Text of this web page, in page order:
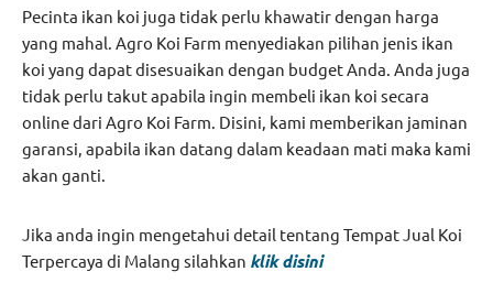
Pecinta ikan koi juga tidak perlu khawatir dengan harga
yang mahal. Agro Koi Farm menyediakan pilihan jenis ikan
koi yang dapat disesuaikan dengan budget Anda. Anda juga
tidak perlu takut apabila ingin membeli ikan koi secara
online dari Agro Koi Farm. Disini, kami memberikan jaminan
garansi, apabila ikan datang dalam keadaan mati maka kami
akan ganti.
Jika anda ingin mengetahui detail tentang Tempat Jual Koi
Terpercaya di Malang silahkan klik disini